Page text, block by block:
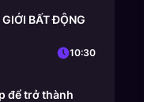
BẤT ĐỘNG
10:30
để trở thành